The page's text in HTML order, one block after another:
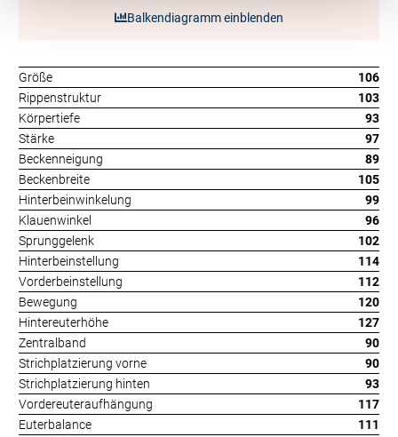
Balkendiagramm einblenden
Größe
106
Rippenstruktur
103
Körpertiefe
93
Stärke
97
Beckenneigung
89
Beckenbreite
105
Hinterbeinwinkelung
99
Klauenwinkel
96
Sprunggelenk
102
Hinterbeinstellung
114
Vorderbeinstellung
112
Bewegung
120
Hintereuterhöhe
127
Zentralband
90
Strichplatzierung vorne
90
Strichplatzierung hinten
93
Vordereuteraufhängung
117
Euterbalance
111